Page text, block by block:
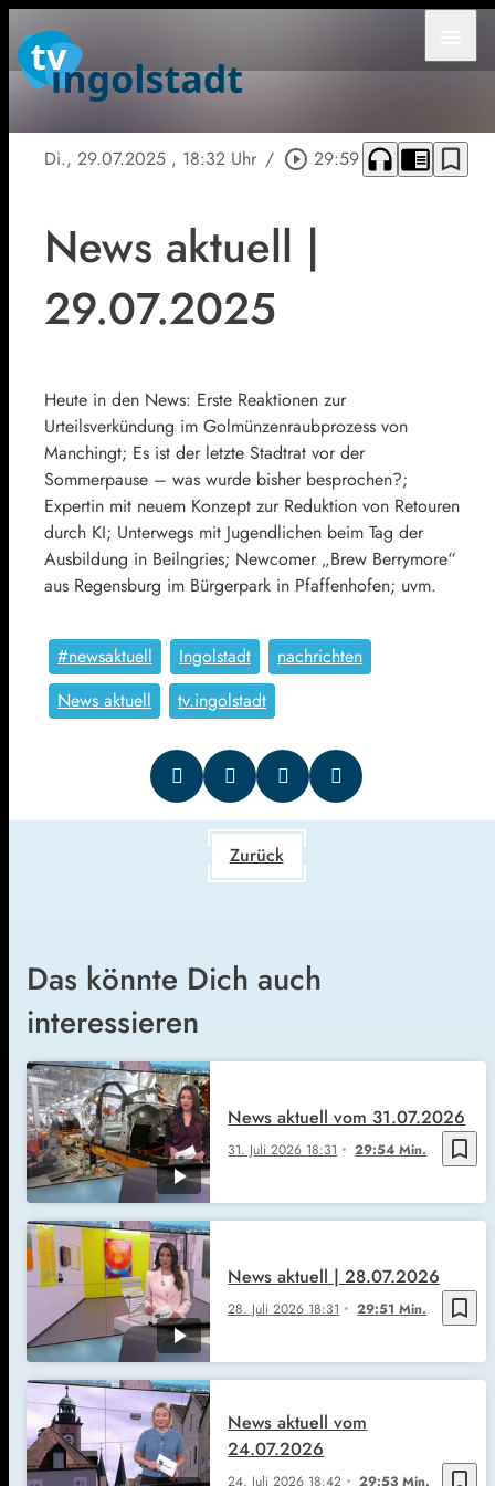
Di., 29.07.2025 , 18:32 Uhr / play_circle_outline 29:59 headphones chrome_reader_mode bookmark_border
News aktuell |
29.07.2025
Heute in den News: Erste Reaktionen zur
Urteilsverkündung im Golmünzenraubprozess von
Manchingt; Es ist der letzte Stadtrat vor der
Sommerpause – was wurde bisher besprochen?;
Expertin mit neuem Konzept zur Reduktion von Retouren
durch KI; Unterwegs mit Jugendlichen beim Tag der
Ausbildung in Beilngries; Newcomer „Brew Berrymore“
aus Regensburg im Bürgerpark in Pfaffenhofen; uvm.
#newsaktuell Ingolstadt
nachrichten
News aktuell
tv.ingolstadt
Zurück
Das könnte Dich auch
interessieren
bookmark_border
31. Juli 2026 18:31 29:54 Min.
News aktuell vom 31.07.2026
bookmark_border
28. Juli 2026 18:31 29:51 Min.
News aktuell | 28.07.2026
bookmark_border
24. Juli 2026 18:42 29:53 Min.
News aktuell vom
24.07.2026